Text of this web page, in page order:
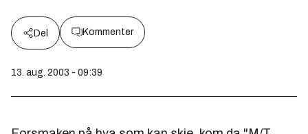
Del Kommenter
13. aug. 2003 - 09:39